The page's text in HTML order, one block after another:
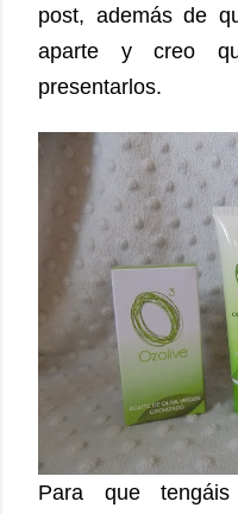
post, además de
aparte y creo
presentarlos.
Para que